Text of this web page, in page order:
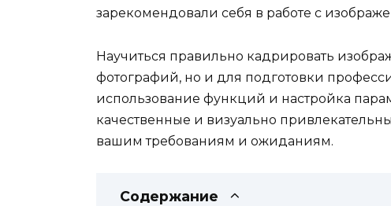
зарекомендовали себя в работе с
Научиться правильно кадрировать
фотографий, но и для подготовки
использование функций и настройка
качественные и визуально
вашим требованиям и ожиданиям.
Содержание